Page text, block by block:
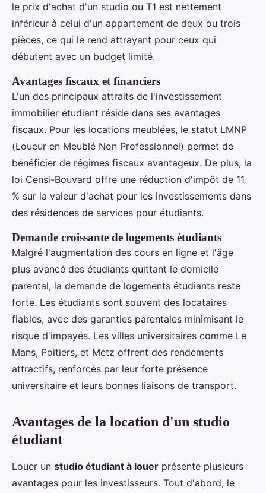
le prix d'achat d'un studio ou T1 est nettement
inférieur à celui d'un appartement de deux ou trois
pièces, ce qui le rend attrayant pour ceux qui
débutent avec un budget limité.
Avantages fiscaux et financiers
L'un des principaux attraits de l'investissement
immobilier étudiant réside dans ses avantages
fiscaux. Pour les locations meublées, le statut LMNP
(Loueur en Meublé Non Professionnel) permet de
bénéficier de régimes fiscaux avantageux. De plus, la
loi Censi-Bouvard offre une réduction d'impôt de 11
% sur la valeur d'achat pour les investissements dans
des résidences de services pour étudiants.
Demande croissante de logements étudiants
Malgré l'augmentation des cours en ligne et l'âge
plus avancé des étudiants quittant le domicile
parental, la demande de logements étudiants reste
forte. Les étudiants sont souvent des locataires
fiables, avec des garanties parentales minimisant le
risque d'impayés. Les villes universitaires comme Le
Mans, Poitiers, et Metz offrent des rendements
attractifs, renforcés par leur forte présence
universitaire et leurs bonnes liaisons de transport.
Avantages de la location d'un studio
étudiant
Louer un studio étudiant à louer présente plusieurs
avantages pour les investisseurs. Tout d'abord, le